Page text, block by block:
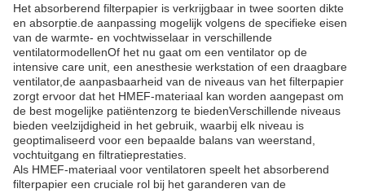
Het absorberend filterpapier is verkrijgbaar in twee soorten dikte
en absorptie.de aanpassing mogelijk volgens de specifieke eisen
van de warmte- en vochtwisselaar in verschillende
ventilatormodellenOf het nu gaat om een ventilator op de
intensive care unit, een anesthesie werkstation of een draagbare
ventilator,de aanpasbaarheid van de niveaus van het filterpapier
zorgt ervoor dat het HMEF-materiaal kan worden aangepast om
de best mogelijke patiëntenzorg te biedenVerschillende niveaus
bieden veelzijdigheid in het gebruik, waarbij elk niveau is
geoptimaliseerd voor een bepaalde balans van weerstand,
vochtuitgang en filtratieprestaties.
Als HMEF-materiaal voor ventilatoren speelt het absorberend
filterpapier een cruciale rol bij het garanderen van de